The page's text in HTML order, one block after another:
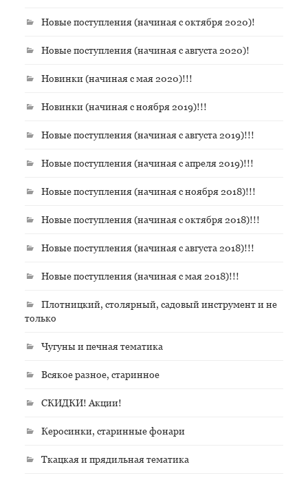
Новые поступления (начиная с октября 2020)!
Новые поступления (начиная с августа 2020)!
Новинки (начиная с мая 2020)!!!
Новинки (начиная с ноября 2019)!!!
Новые поступления (начиная с августа 2019)!!!
Новые поступления (начиная с апреля 2019)!!!
Новые поступления (начиная с ноября 2018)!!!
Новые поступления (начиная с октября 2018)!!!
Новые поступления (начиная с августа 2018)!!!
Новые поступления (начиная с мая 2018)!!!
Плотницкий, столярный, садовый инструмент и не
только
Чугуны и печная тематика
Всякое разное, старинное
СКИДКИ! Акции!
Керосинки, старинные фонари
Ткацкая и прядильная тематика